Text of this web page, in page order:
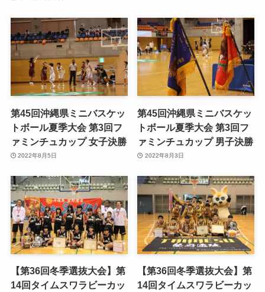
第45回沖縄県ミニバスケッ
トボール夏季大会 第3回フ
ァミンチュカップ 女子決勝
2022年8月5日
第45回沖縄県ミニバスケッ
トボール夏季大会 第3回フ
ァミンチュカップ 男子決勝
2022年8月3日
【第36回冬季選抜大会】第
14回タイムスワラビーカッ
【第36回冬季選抜大会】第
14回タイムスワラビーカッ